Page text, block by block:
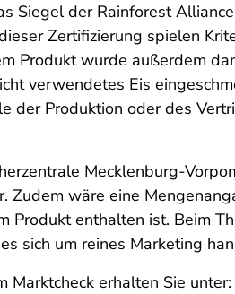
Siegel der Rainforest
Zertifizierung spielen
Produkt wurde außerdem
verwendetes Eis
der Produktion oder des
Mecklenburg-
Zudem wäre eine
Produkt enthalten ist. Beim
sich um reines Marketing
Marktcheck erhalten Sie unter: